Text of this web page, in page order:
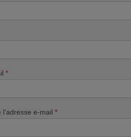
*
l'adresse e-mail *